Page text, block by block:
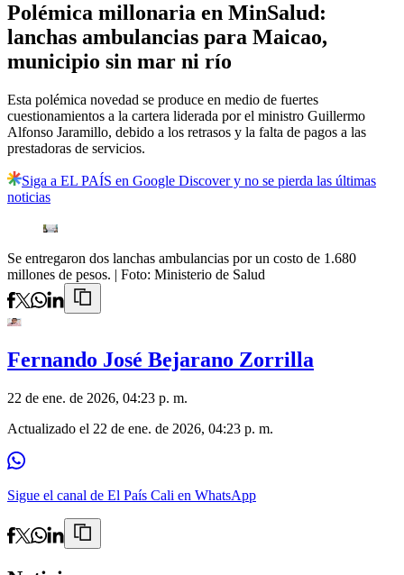
Polémica millonaria en MinSalud:
lanchas ambulancias para Maicao,
municipio sin mar ni río
Esta polémica novedad se produce en medio de fuertes
cuestionamientos a la cartera liderada por el ministro Guillermo
Alfonso Jaramillo, debido a los retrasos y la falta de pagos a las
prestadoras de servicios.
Siga a EL PAÍS en Google Discover y no se pierda las últimas
noticias
Se entregaron dos lanchas ambulancias por un costo de 1.680
millones de pesos. | Foto: Ministerio de Salud
Fernando José Bejarano Zorrilla
22 de ene. de 2026, 04:23 p. m.
Actualizado el 22 de ene. de 2026, 04:23 p. m.
Sigue el canal de El País Cali en WhatsApp